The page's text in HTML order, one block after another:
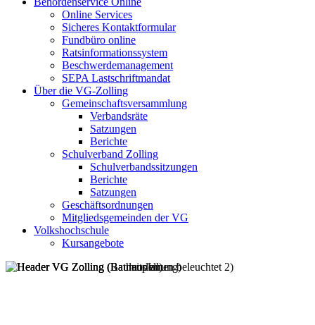
Online Services
Sicheres Kontaktformular
Fundbüro online
Ratsinformationssystem
Beschwerdemanagement
SEPA Lastschriftmandat
Über die VG-Zolling
Gemeinschaftsversammlung
Verbandsräte
Satzungen
Berichte
Schulverband Zolling
Schulverbandssitzungen
Berichte
Satzungen
Geschäftsordnungen
Mitgliedsgemeinden der VG
Volkshochschule
Kursangebote